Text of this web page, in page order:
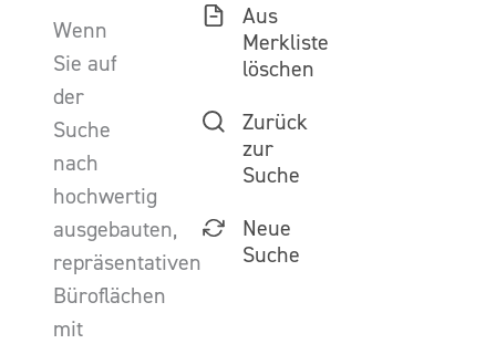
Wenn
Sie auf
der
Suche
nach
hochwertig
ausgebauten,
repräsentativen
Büroflächen
mit
Aus
Merkliste
löschen
Zurück
zur
Suche
Neue
Suche